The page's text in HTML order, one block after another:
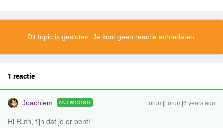
Dit topic is gesloten. Je kunt geen reactie achterlaten.
1 reactie
Joachiem ANTWOORD Forum|Forum|6 years ago
Hi Ruth, fijn dat je er bent!